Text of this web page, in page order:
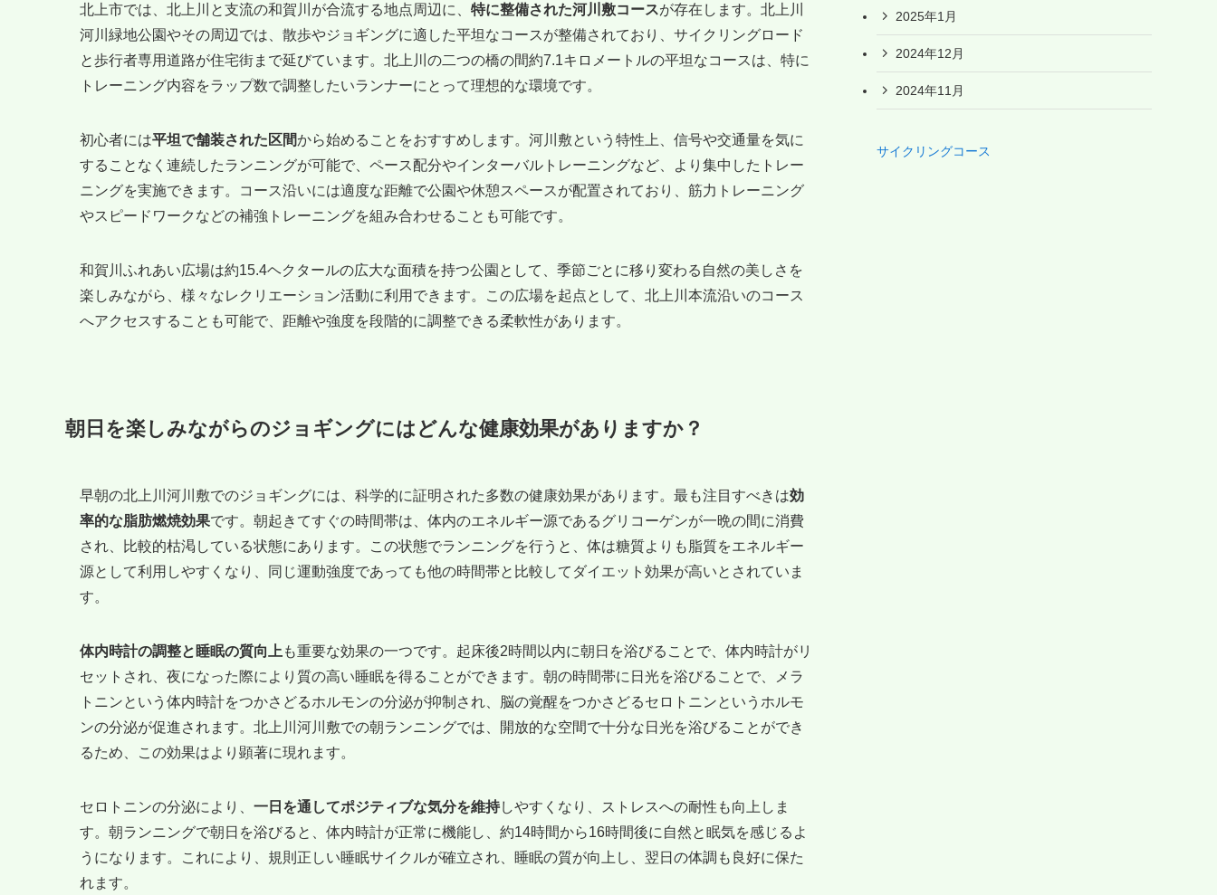
北上市では、北上川と支流の和賀川が合流する地点周辺に、 特に整備された河川敷コースが存在します。北上川
河川緑地公園やその周辺では、散歩やジョギングに適した平坦なコースが整備されており、サイクリングロード
と歩行者専用道路が住宅街まで延びています。北上川の二つの橋の間約7.1キロメートルの平坦なコースは、特に
トレーニング内容をラップ数で調整したいランナーにとって理想的な環境です。
初心者には平坦で舗装された区間から始めることをおすすめします。河川敷という特性上、信号や交通量を気に
することなく連続したランニングが可能で、ペース配分やインターバルトレーニングなど、より集中したトレー
ニングを実施できます。コース沿いには適度な距離で公園や休憩スペースが配置されており、筋力トレーニング
やスピードワークなどの補強トレーニングを組み合わせることも可能です。
和賀川ふれあい広場は約15.4ヘクタールの広大な面積を持つ公園として、季節ごとに移り変わる自然の美しさを
楽しみながら、様々なレクリエーション活動に利用できます。この広場を起点として、北上川本流沿いのコース
へアクセスすることも可能で、距離や強度を段階的に調整できる柔軟性があります。
朝日を楽しみながらのジョギングにはどんな健康効果がありますか？
早朝の北上川河川敷でのジョギングには、科学的に証明された多数の健康効果があります。最も注目すべきは効
率的な脂肪燃焼効果です。朝起きてすぐの時間帯は、体内のエネルギー源であるグリコーゲンが一晩の間に消費
され、比較的枯渇している状態にあります。この状態でランニングを行うと、体は糖質よりも脂質をエネルギー
源として利用しやすくなり、同じ運動強度であっても他の時間帯と比較してダイエット効果が高いとされていま
す。
体内時計の調整と睡眠の質向上 も重要な効果の一つです。起床後2時間以内に朝日を浴びることで、体内時計がリ
セットされ、夜になった際により質の高い睡眠を得ることができます。朝の時間帯に日光を浴びることで、メラ
トニンという体内時計をつかさどるホルモンの分泌が抑制され、脳の覚醒をつかさどるセロトニンというホルモ
ンの分泌が促進されます。北上川河川敷での朝ランニングでは、開放的な空間で十分な日光を浴びることができ
るため、この効果はより顕著に現れます。
セロトニンの分泌により、 一日を通してポジティブな気分を維持しやすくなり、ストレスへの耐性も向上しま
す。朝ランニングで朝日を浴びると、体内時計が正常に機能し、約14時間から16時間後に自然と眠気を感じるよ
うになります。これにより、規則正しい睡眠サイクルが確立され、睡眠の質が向上し、翌日の体調も良好に保た
れます。
2025年1月
2024年12月
2024年11月
サイクリングコース